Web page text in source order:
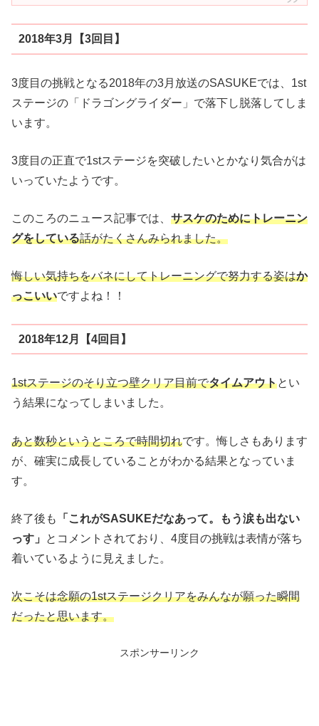
2018年3月【3回目】
3度目の挑戦となる2018年の3月放送のSASUKEでは、1st
ステージの「ドラゴングライダー」で落下し脱落してしま
います。
3度目の正直で1stステージを突破したいとかなり気合がは
いっていたようです。
このころのニュース記事では、 サスケのためにトレーニン
グをしている話がたくさんみられました。
悔しい気持ちをバネにしてトレーニングで努力する姿はか
っこいいですよね！！
2018年12月【4回目】
1stステージのそり立つ壁クリア目前でタイムアウトとい
う結果になってしまいました。
あと数秒というところで時間切れです。悔しさもあります
が、確実に成長していることがわかる結果となっていま
す。
終了後も
「これがSASUKEだなあって。もう涙も出ない
っす」
とコメントされており、 4度目の挑戦は表情が落ち
着いているように見えました。
次こそは念願の1stステージクリアをみんなが願った瞬間
だったと思います。
スポンサーリンク